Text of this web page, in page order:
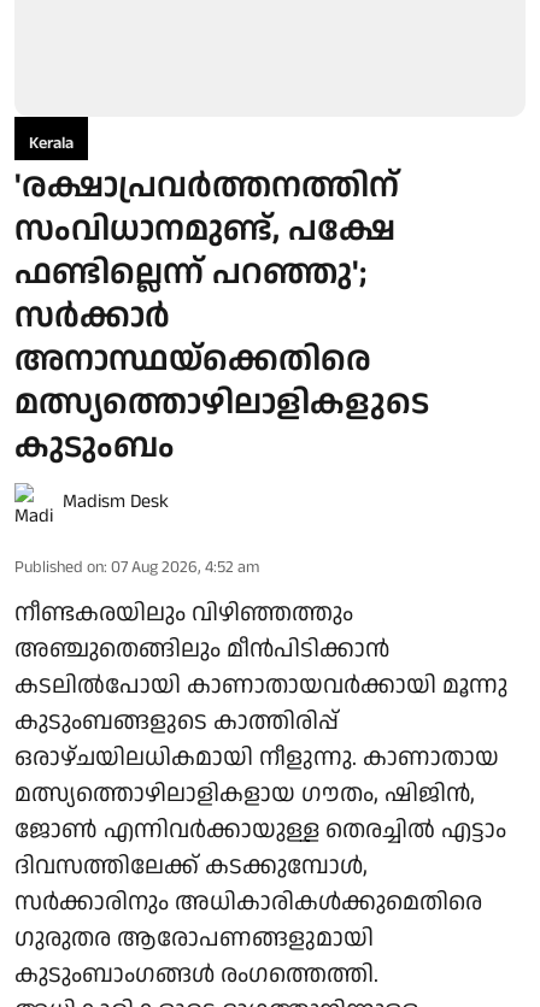
Kerala
'രക്ഷാപ്രവർത്തനത്തിന്
സംവിധാനമുണ്ട്, പക്ഷേ
ഫണ്ടില്ലെന്ന് പറഞ്ഞു';
സർക്കാർ
അനാസ്ഥയ്ക്കെതിരെ
മത്സ്യത്തൊഴിലാളികളുടെ
കുടുംബം
Madism Desk
Published on: 07 Aug 2026, 4:52 am
നീണ്ടകരയിലും വിഴിഞ്ഞത്തും
അഞ്ചുതെങ്ങിലും മീൻപിടിക്കാൻ
കടലിൽപോയി കാണാതായവർക്കായി മൂന്നു
കുടുംബങ്ങളുടെ കാത്തിരിപ്പ്
ഒരാഴ്ചയിലധികമായി നീളുന്നു. കാണാതായ
മത്സ്യത്തൊഴിലാളികളായ ഗൗതം, ഷിജിൻ,
ജോൺ എന്നിവർക്കായുള്ള തെരച്ചിൽ എട്ടാം
ദിവസത്തിലേക്ക് കടക്കുമ്പോൾ,
സർക്കാരിനും അധികാരികൾക്കുമെതിരെ
ഗുരുതര ആരോപണങ്ങളുമായി
കുടുംബാംഗങ്ങൾ രംഗത്തെത്തി.